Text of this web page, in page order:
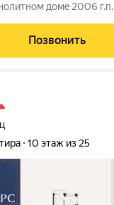
домe 2006
Чистый подъeзд,
Позвонить
10 этаж из 25